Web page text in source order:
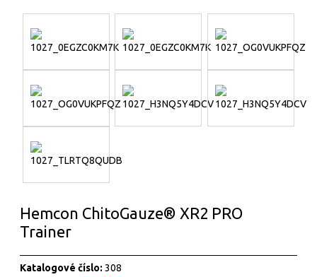
Hemcon ChitoGauze® XR2 PRO
Trainer
Katalogové číslo: 308